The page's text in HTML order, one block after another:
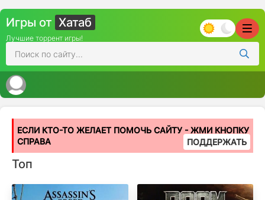
Игры от Хатаб
Лучшие торрент игры!
ЕСЛИ КТО-ТО ЖЕЛАЕТ ПОМОЧЬ САЙТУ - ЖМИ КНОПКУ
СПРАВА
ПОДДЕРЖАТЬ
Топ
Популярные игры